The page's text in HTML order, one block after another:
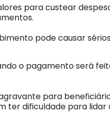
para custear
pode causar
o pagamento será
para
ter dificuldade para lidar